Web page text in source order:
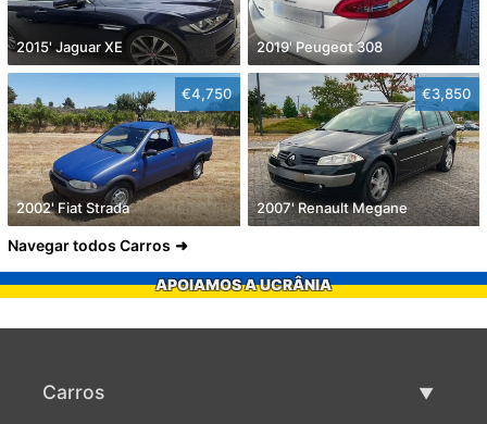
2015' Jaguar XE 2019' Peugeot 308
€4,750
2002' Fiat Strada
€3,850
2007' Renault Megane
Navegar todos Carros
APOIAMOS A UCRÂNIA
Carros